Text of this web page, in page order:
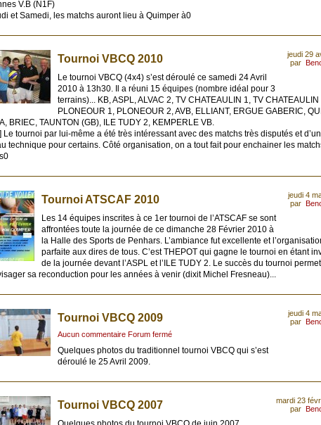
V.B (N1F)
et Samedi, les matchs auront lieu à Quimper à0
jeudi 29
par
Tournoi VBCQ 2010
Le tournoi VBCQ (4x4) s’est déroulé ce samedi 24 Avril
2010 à 13h30. Il a réuni 15 équipes (nombre idéal pour 3
terrains)... KB, ASPL, ALVAC 2, TV CHATEAULIN 1, TV CHATEAULIN
PLONEOUR 1, PLONEOUR 2, AVB, ELLIANT, ERGUE GABERIC,
BRIEC, TAUNTON (GB), ILE TUDY 2, KEMPERLE VB.
Le tournoi par lui-même a été très intéressant avec des matchs très disputés et
technique pour certains. Côté organisation, on a tout fait pour enchainer les
jeudi 4
par
Tournoi ATSCAF 2010
Les 14 équipes inscrites à ce 1er tournoi de l’ATSCAF se sont
affrontées toute la journée de ce dimanche 28 Février 2010 à
la Halle des Sports de Penhars. L’ambiance fut excellente et
parfaite aux dires de tous. C’est THEPOT qui gagne le tournoi en étant
de la journée devant l’ASPL et l’ILE TUDY 2. Le succès du tournoi permet
sa reconduction pour les années à venir (dixit Michel Fresneau)...
jeudi 4
par
Tournoi VBCQ 2009
Aucun commentaire Forum fermé
Quelques photos du traditionnel tournoi VBCQ qui s’est
déroulé le 25 Avril 2009.
mardi 23
par
Tournoi VBCQ 2007